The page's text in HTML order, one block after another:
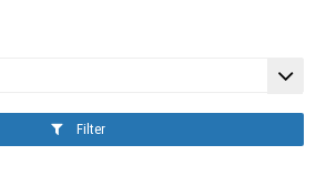
Filter